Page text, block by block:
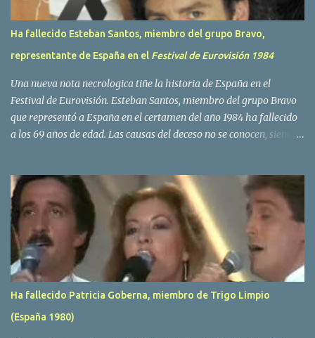
Ha fallecido Esteban Santos, miembro del grupo Bravo,
representante de España en el Festival de Eurovisión 1984
Una nueva nota necrologica tiñe la historia de España en el
Festival de Eurovisión. Esteban Santos, miembro del grupo Bravo
que representó a España en el certamen del año 1984 ha fallecido
a los 69 años de edad. Las causas del deceso no se conocen, siendo
traves de las redes sociales. Nacido en Tolosa en 1951, durante su
epoca universitaria en la carrera de empresariales conoció al
estudiante de medicina Luis Villar, comenzando a actuar
juntos,Santos a la guitarra y Villar al piano, sin atreverse a dar el
salto al mercado profesional. Sin embargo esto cambió gracias a la
propia Amaia Saizar, que tras su abandono de Trigo Limpio,
recibió por parte de la discografica Hispavox el encargo de crear
un nuevo grupo, reclutando al duo de amigos y a la ex modelo
Yolanda Hoyos. Con los cuatro surgió en el año 1982 el grupo
Ha fallecido Patricia Goberna, miembro de Trigo Limpio
(España 1980)